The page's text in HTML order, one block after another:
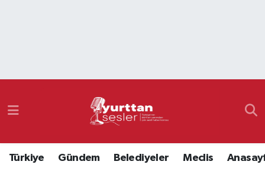
Türkiye Gündem Belediyeler Meclis
Namaz Vakitleri
Süper Lig Puan Durumu ve Fikstür